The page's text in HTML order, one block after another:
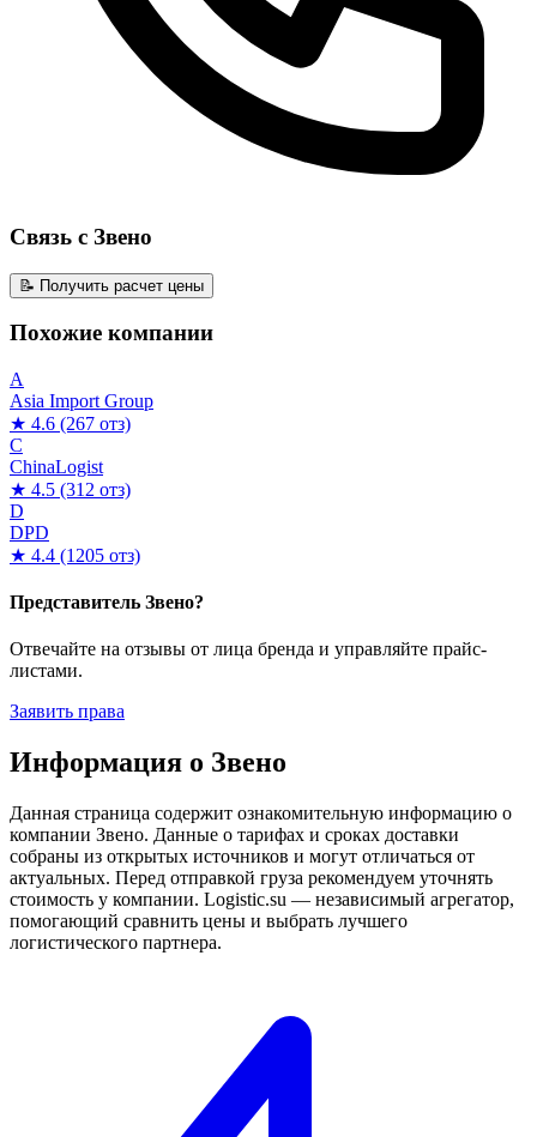
Связь с Звено
📝 Получить расчет цены
Похожие компании
A
Asia Import Group
★ 4.6 (267 отз)
C
ChinaLogist
★ 4.5 (312 отз)
D
DPD
★ 4.4 (1205 отз)
Представитель Звено?
Отвечайте на отзывы от лица бренда и управляйте прайс-
листами.
Заявить права
Информация о Звено
Данная страница содержит ознакомительную информацию о
компании Звено. Данные о тарифах и сроках доставки
собраны из открытых источников и могут отличаться от
актуальных. Перед отправкой груза рекомендуем уточнять
стоимость у компании. Logistic.su — независимый агрегатор,
помогающий сравнить цены и выбрать лучшего
логистического партнера.